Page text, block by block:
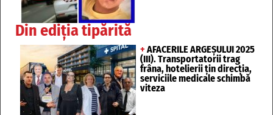
Din ediția tipărită
+ AFACERILE ARGEȘULUI 2025
(III). Transportatorii trag
frâna, hotelierii țin direcția,
serviciile medicale schimbă
viteza